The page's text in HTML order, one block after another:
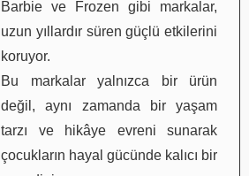
Barbie ve Frozen gibi markalar,
uzun yıllardır süren güçlü etkilerini
koruyor.
Bu markalar yalnızca bir ürün
değil, aynı zamanda bir yaşam
tarzı ve hikâye evreni sunarak
çocukların hayal gücünde kalıcı bir